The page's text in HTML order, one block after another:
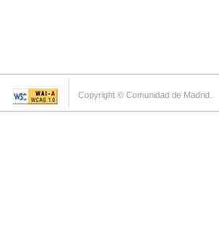
Copyright © Comunidad de Madrid.